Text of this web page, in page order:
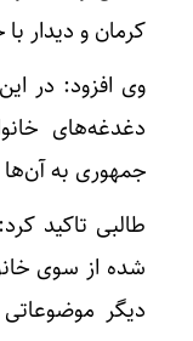
کرمان و دیدار
وی افزود: در
دغدغه‌های
جمهوری به
طالبی تاکید
شده از سوی
دیگر